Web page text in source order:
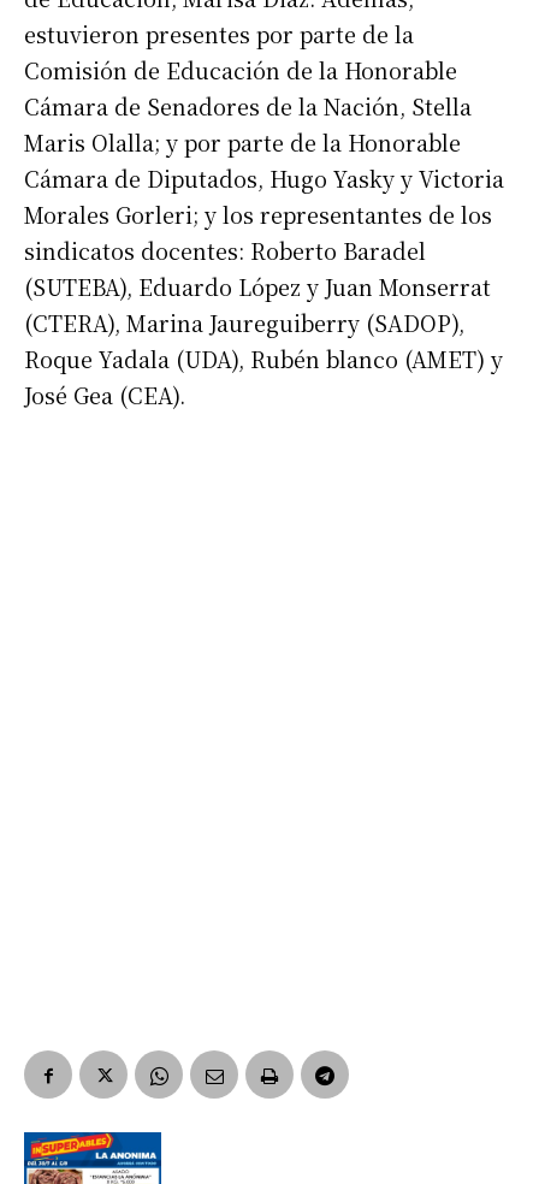
estuvieron presentes por parte de la
Comisión de Educación de la Honorable
Cámara de Senadores de la Nación, Stella
Maris Olalla; y por parte de la Honorable
Cámara de Diputados, Hugo Yasky y Victoria
Morales Gorleri; y los representantes de los
sindicatos docentes: Roberto Baradel
(SUTEBA), Eduardo López y Juan Monserrat
(CTERA), Marina Jaureguiberry (SADOP),
Roque Yadala (UDA), Rubén blanco (AMET) y
José Gea (CEA).